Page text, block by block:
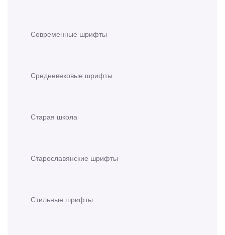
Современные шрифты
Средневековые шрифты
Старая школа
Старославянские шрифты
Стильные шрифты